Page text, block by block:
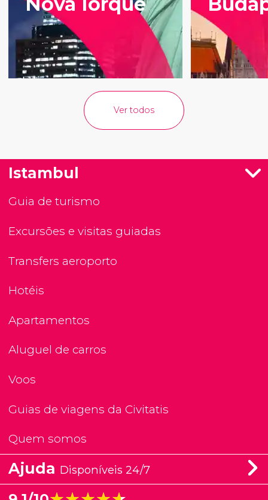
Ver todos
Istambul
Guia de turismo
Excursões e visitas guiadas
Transfers aeroporto
Hotéis
Apartamentos
Aluguel de carros
Voos
Guias de viagens da Civitatis
Quem somos
Ajuda Disponíveis 24/7